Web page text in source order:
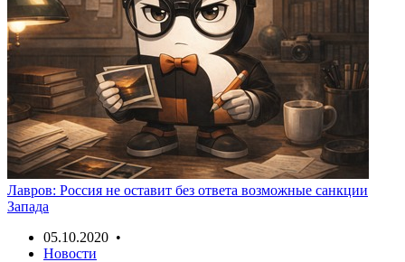
Лавров: Россия не оставит без ответа возможные санкции
Запада
05.10.2020 •
Новости